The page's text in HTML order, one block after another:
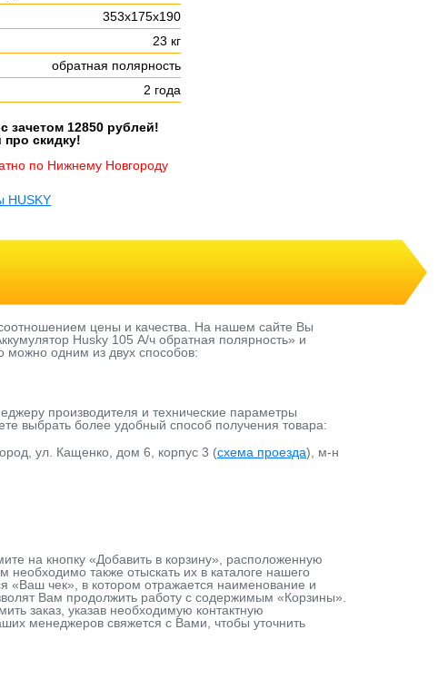
353х175х190
23 кг
обратная полярность
2 года
зачетом 12850 рублей!
про скидку!
по Нижнему Новгороду
HUSKY
цены и качества. На нашем сайте Вы
Husky 105 А/ч обратная полярнoсть» и
можно одним из двух способов:
производителя и технические параметры
выбрать более удобный способ получения товара:
ул. Кащенко, дом 6, корпус 3 (схема проезда), м-н
на кнопку «Добавить в корзину», расположенную
также отыскать их в каталоге нашего
«Ваш чек», в котором отражается наименование и
Вам продолжить работу с содержимым «Корзины».
заказ, указав необходимую контактную
менеджеров свяжется с Вами, чтобы уточнить